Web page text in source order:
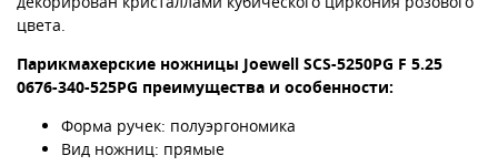
цвета.
Парикмахерские ножницы Joewell SCS-5250PG F 5.25
0676-340-525PG преимущества и особенности:
Форма ручек: полуэргономика
Вид ножниц: прямые